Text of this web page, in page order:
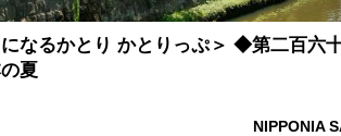
になるかとり かとりっぷ＞ ◆第二百六
夏
NIPPONIA